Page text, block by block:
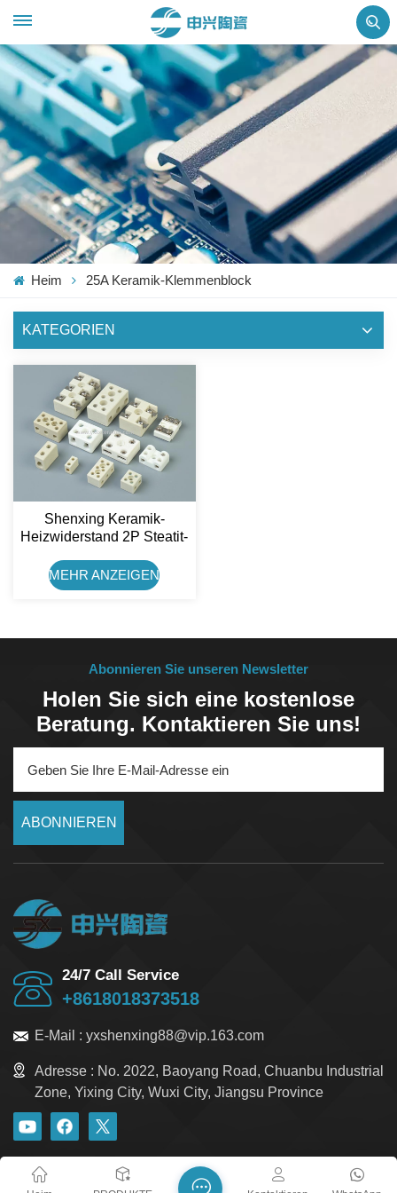
Heim 25A Keramik-Klemmenblock
KATEGORIEN
Shenxing Keramik-
Heizwiderstand 2P Steatit-
MEHR ANZEIGEN
Abonnieren Sie unseren Newsletter
Holen Sie sich eine kostenlose
Beratung. Kontaktieren Sie uns!
ABONNIEREN
24/7 Call Service
+8618018373518
E-Mail : yxshenxing88@vip.163.com
Adresse : No. 2022, Baoyang Road, Chuanbu Industrial
Zone, Yixing City, Wuxi City, Jiangsu Province
Xml Datenschutzrichtlinie Sitemap